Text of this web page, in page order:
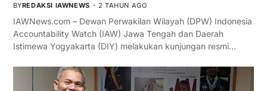
BYREDAKSI IAWNEWS 2 TAHUN AGO
IAWNews.com – Dewan Perwakilan Wilayah (DPW) Indonesia
Accountability Watch (IAW) Jawa Tengah dan Daerah
Istimewa Yogyakarta (DIY) melakukan kunjungan resmi…